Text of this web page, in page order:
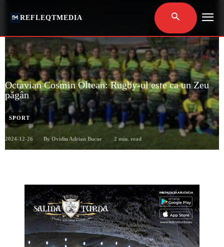
REFLEQTMEDIA
Octavian Cosmin Oltean: Rugby-ul este ca un Zeu
păgân
SPORT
2024-12-26 By Ovidiu Adrian Bucur 2 min. read